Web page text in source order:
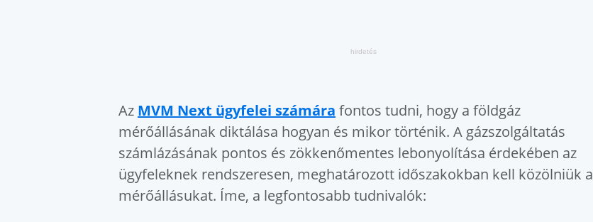
Az MVM Next ügyfelei számára fontos tudni, hogy a földgáz
mérőállásának diktálása hogyan és mikor történik. A gázszolgáltatás
számlázásának pontos és zökkenőmentes lebonyolítása érdekében az
ügyfeleknek rendszeresen, meghatározott időszakokban kell közölniük a
mérőállásukat. Íme, a legfontosabb tudnivalók: